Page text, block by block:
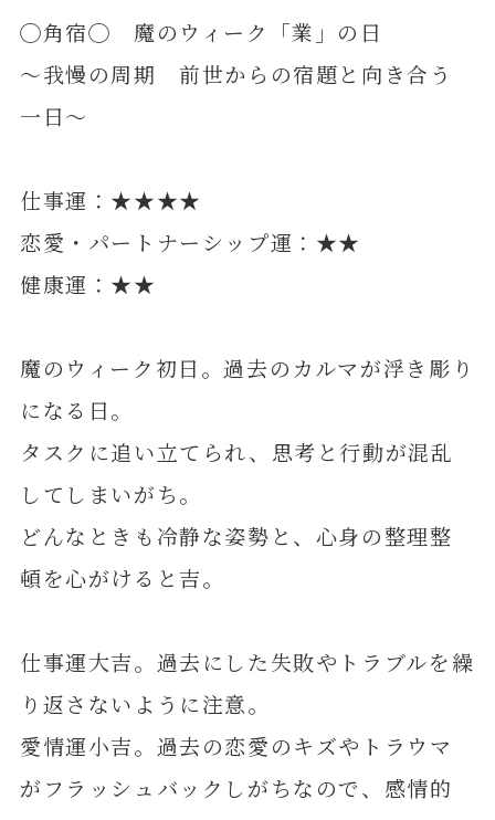
◯角宿◯ 魔のウィーク「業」の日
～我慢の周期 前世からの宿題と向き合う
一日～
仕事運：★★★★
恋愛・パートナーシップ運：★★
健康運：★★
魔のウィーク初日。過去のカルマが浮き彫り
になる日。
タスクに追い立てられ、思考と行動が混乱
してしまいがち。
どんなときも冷静な姿勢と、心身の整理整
頓を心がけると吉。
仕事運大吉。過去にした失敗やトラブルを繰
り返さないように注意。
愛情運小吉。過去の恋愛のキズやトラウマ
がフラッシュバックしがちなので、感情的